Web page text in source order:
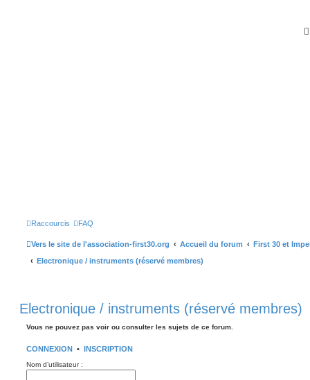
Raccourcis FAQ
Vers le site de l'association-first30.org Accueil du forum
First 30 et
Electronique / instruments (réservé membres)
Electronique / instruments (réservé membres)
Vous ne pouvez pas voir ou consulter les sujets de ce forum.
CONNEXION • INSCRIPTION
Nom d’utilisateur :